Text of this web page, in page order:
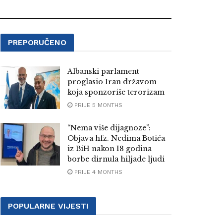
PREPORUČENO
Albanski parlament
proglasio Iran državom
koja sponzoriše terorizam
PRIJE 5 MONTHS
“Nema više dijagnoze”:
Objava hfz. Nedima Botića
iz BiH nakon 18 godina
borbe dirnula hiljade ljudi
PRIJE 4 MONTHS
POPULARNE VIJESTI